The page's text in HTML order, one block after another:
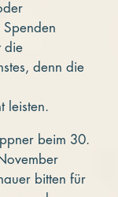
die
denn die
leisten.
beim 30.
bitten für